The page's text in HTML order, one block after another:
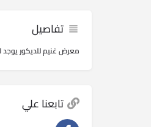
تفاصيل
معرض غنيم للديكور يوجد
تابعنا علي